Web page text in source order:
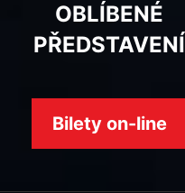
OBLÍBENÉ
PŘEDSTAVENÍ
Bilety on-line